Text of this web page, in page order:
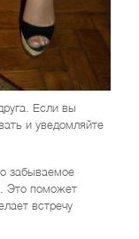
Если вы
и уведомляйте
забываемое
Это поможет
встречу